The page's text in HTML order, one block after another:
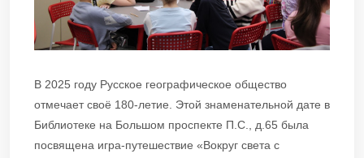
В 2025 году Русское географическое общество
отмечает своё 180-летие. Этой знаменательной дате в
Библиотеке на Большом проспекте П.С., д.65 была
посвящена игра-путешествие «Вокруг света с